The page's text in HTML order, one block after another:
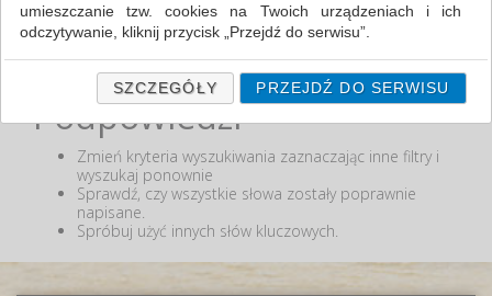
Nie odnaleziono produktów wg przyjętych kryteriów
lub podana fraza "" nie została odnaleziona.
Podpowiedzi
Zmień kryteria wyszukiwania zaznaczając inne filtry i
wyszukaj ponownie
Sprawdź, czy wszystkie słowa zostały poprawnie
napisane.
Spróbuj użyć innych słów kluczowych.
umieszczanie tzw. cookies na Twoich urządzeniach i ich
odczytywanie, kliknij przycisk „Przejdź do serwisu”.
Jeśli nie chcesz wyrazić zgody lub ograniczyć jej zakres, kliknij
„Szczegóły”, gdzie znajdziesz wszelkie informacje o tym jak to
zrobić . Te same informacje znajdziesz także na podstronie z
naszą polityką prywatności obowiązującą od 25 maja 2018.
W przypadku użytkowników zalogowanych, ważna jest Państwa
wcześniejsza zgoda której udzieliliście podczas zakładania
konta. Każda Państwa zgoda jest dobrowolna i można ją w
dowolnym momencie wycofać.
Klauzula Informacyjna (rozwiń)
SZCZEGÓŁY PRZEJDŹ DO SERWISU